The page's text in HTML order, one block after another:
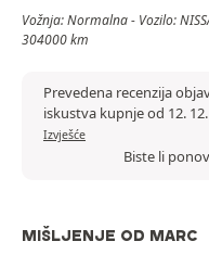
Vožnja: Normalna - Vozilo:
304000 km
Prevedena recenzija
iskustva kupnje od 12.
Izvješće
Biste li
MIŠLJENJE OD MARC